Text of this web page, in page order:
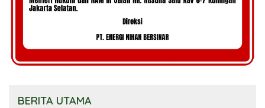
BERITA UTAMA